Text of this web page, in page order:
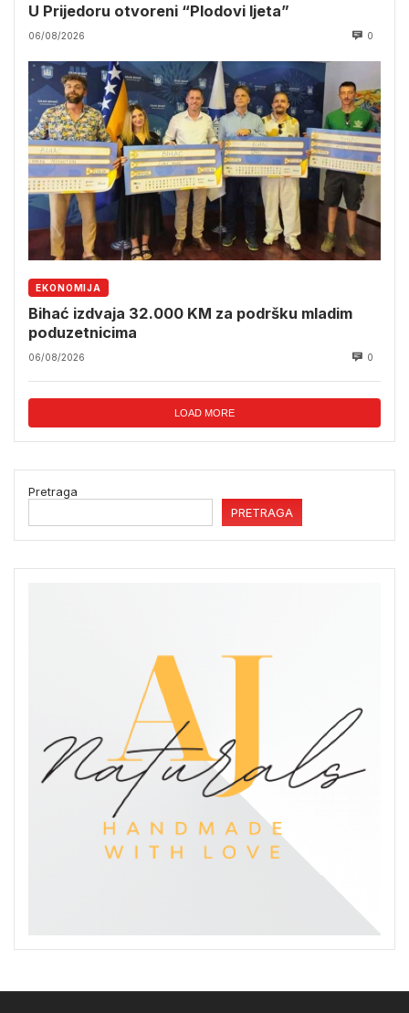
U Prijedoru otvoreni “Plodovi ljeta”
06/08/2026 0
EKONOMIJA
Bihać izdvaja 32.000 KM za podršku mladim
poduzetnicima
06/08/2026 0
LOAD MORE
Pretraga
PRETRAGA